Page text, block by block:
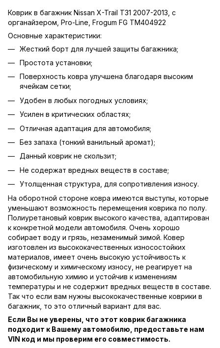
Коврик в багажник Nissan X-Trail T31 2007-2013, с
органайзером, Pro-Line, Frogum FG TM404922
Основные характеристики:
Жесткий борт для лучшей защиты багажника;
Простота установки;
Поверхность ковра улучшена благодаря высоким
ячейкам сетки;
Удобен в любых погодных условиях;
Усилен в критических областях;
Отличная адаптация для автомобиля;
Без запаха (тонкий ванильный аромат);
Данный коврик не скользит;
Не содержат вредных веществ в составе;
Утолщенная структура, для сопротивления износу.
На оборотной стороне ковра имеются выступы, которые
уменьшают возможность перемещения коврика по полу.
Полиуретановый коврик высокого качества, адаптирован
к конкретной модели автомобиля. Очень хорошо
собирает воду и грязь, незаменимый зимой. Ковер
изготовлен из высококачественных износостойких
материалов, имеет очень высокую устойчивость к
физическому и химическому износу, не реагирует на
автомобильную химию и устойчив к изменениям
температуры и не содержит вредных веществ в составе.
Так что если вам нужны высококачественные коврики в
багажник, то это отличный вариант для вас.
Если Вы не уверены, что этот коврик багажника
подходит к Вашему автомобилю, предоставьте нам
VIN код и мы проверим его совместимость.